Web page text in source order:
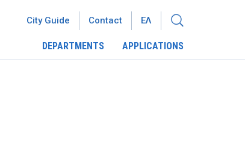
DEPARTMENTS APPLICATIONS
City Guide Contact ΕΛ